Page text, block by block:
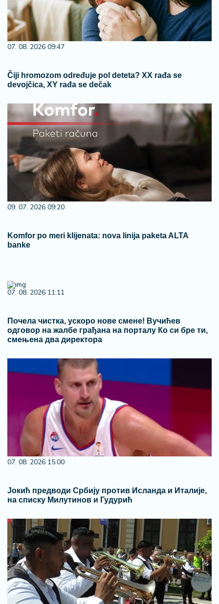
07. 08. 2026 09:47
Čiji hromozom određuje pol deteta? XX rađa se
devojčica, XY rađa se dečak
09. 07. 2026 09:20
Komfor po meri klijenata: nova linija paketa ALTA
banke
07. 08. 2026 11:11
Почела чистка, ускоро нове смене! Вучићев
одговор на жалбе грађана на порталу Ко си бре ти,
смењена два директора
07. 08. 2026 15:00
Јокић предводи Србију против Исланда и Италије,
на списку Милутинов и Гудурић